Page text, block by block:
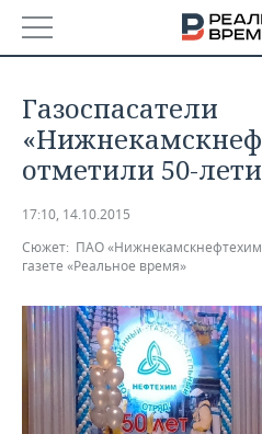
БАШКОРТОСТАН
ТАТАРСТАН
НОВОСТИ
АНАЛИТИКА
ДЕКЛАРАЦИИ О ДОХОДАХ
КОРОЛИ ГОСЗАКАЗА ПФО
ВУЗЫ ТАТАРСТАНА
НОВОСТИ ЭКОНОМИКИ
ФИНАНСЫ
БАНКИ
ПРОМЫШЛЕННОСТЬ
НОВОСТИ
ПРОМЫШЛЕННОСТИ
АГРОПРОМ
НЕДВИЖИМОСТЬ
НОВОСТИ НЕДВИЖИМОСТИ
АВТО
Газоспасатели
отметили 50-
17:10, 14.10.2015
Сюжет: ПАО
газете «Реальное время»